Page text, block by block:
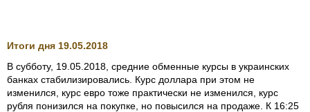
Итоги дня 19.05.2018
В субботу, 19.05.2018, средние обменные курсы в украинских
банках стабилизировались. Курс доллара при этом не
изменился, курс евро тоже практически не изменился, курс
рубля понизился на покупке, но повысился на продаже. К 16:25